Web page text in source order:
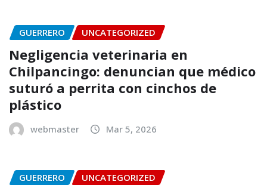
GUERRERO UNCATEGORIZED
Negligencia veterinaria en
Chilpancingo: denuncian que médico
suturó a perrita con cinchos de
plástico
webmaster Mar 5, 2026
GUERRERO UNCATEGORIZED